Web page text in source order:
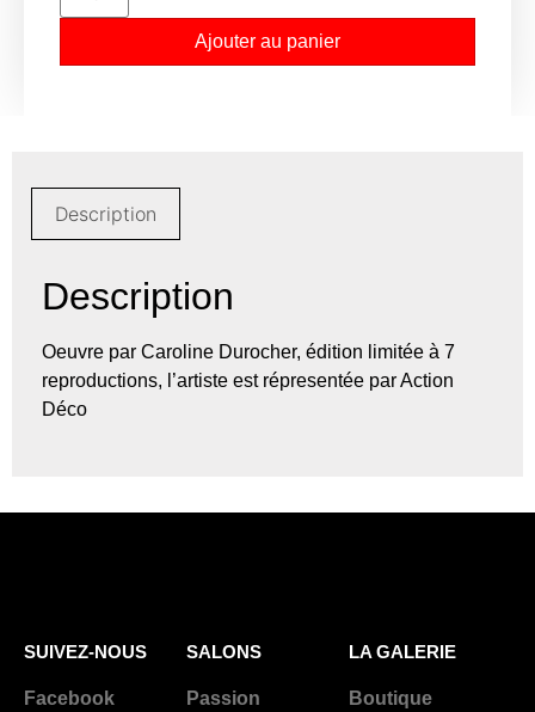
Ajouter au panier
Description
Description
Oeuvre par Caroline Durocher, édition limitée à 7
reproductions, l’artiste est répresentée par Action
Déco
SUIVEZ-NOUS
Facebook
SALONS
Passion
LA GALERIE
Boutique